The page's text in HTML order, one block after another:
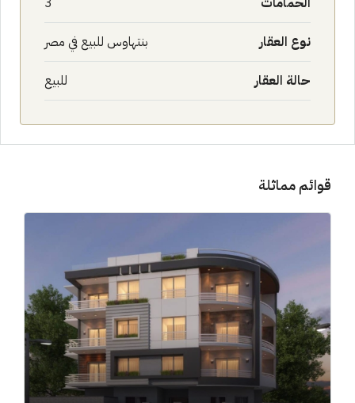
نوع العقار بنتهاوس للبيع في مصر
حالة العقار للبيع
قوائم مماثلة